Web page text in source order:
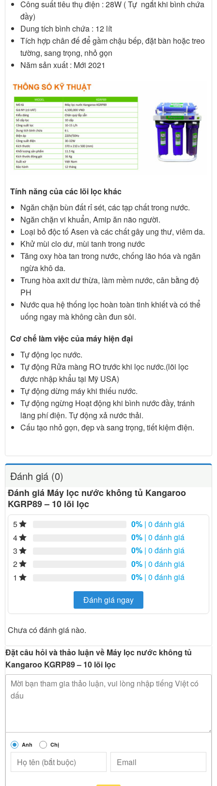
Công suất tiêu thụ điện : 28W ( Tự ngắt khi bình chứa
đầy)
Dung tích bình chứa : 12 lít
Tích hợp chân đế để gầm chậu bếp, đặt bàn hoặc treo
tường, sang trọng, nhỏ gọn
Năm sản xuất : Mới 2021
Tính năng của các lõi lọc khác
Ngăn chặn bùn đất rỉ sét, các tạp chất trong nước.
Ngăn chặn vi khuẩn, Amip ăn não người.
Loại bỏ độc tố Asen và các chất gây ung thư, viêm da.
Khử mùi clo dư, mùi tanh trong nước
Tăng oxy hòa tan trong nước, chống lão hóa và ngăn
ngừa khô da.
Trung hòa axit dư thừa, làm mềm nước, cân bằng độ
PH
Nước qua hệ thống lọc hoàn toàn tinh khiết và có thể
uống ngay mà không cần đun sôi.
Cơ chế làm việc của máy hiện đại
Tự động lọc nước.
Tự động Rửa màng RO trước khi lọc nước.(lõi lọc
được nhập khẩu tại Mỹ USA)
Tự động dừng máy khi thiếu nước.
Tự động ngừng Hoạt động khi bình nước đầy, tránh
lãng phí điện. Tự động xả nước thải.
Cấu tạo nhỏ gọn, đẹp và sang trọng, tiết kiệm điện.
Đánh giá (0)
Đánh giá Máy lọc nước không tủ Kangaroo
KGRP89 – 10 lõi lọc
5 0% | 0 đánh giá
4
0% | 0 đánh giá
3
0% | 0 đánh giá
2
0% | 0 đánh giá
1
0% | 0 đánh giá
Đánh giá ngay
Chưa có đánh giá nào.
Đặt câu hỏi và thảo luận về Máy lọc nước không tủ
Kangaroo KGRP89 – 10 lõi lọc
Anh Chị